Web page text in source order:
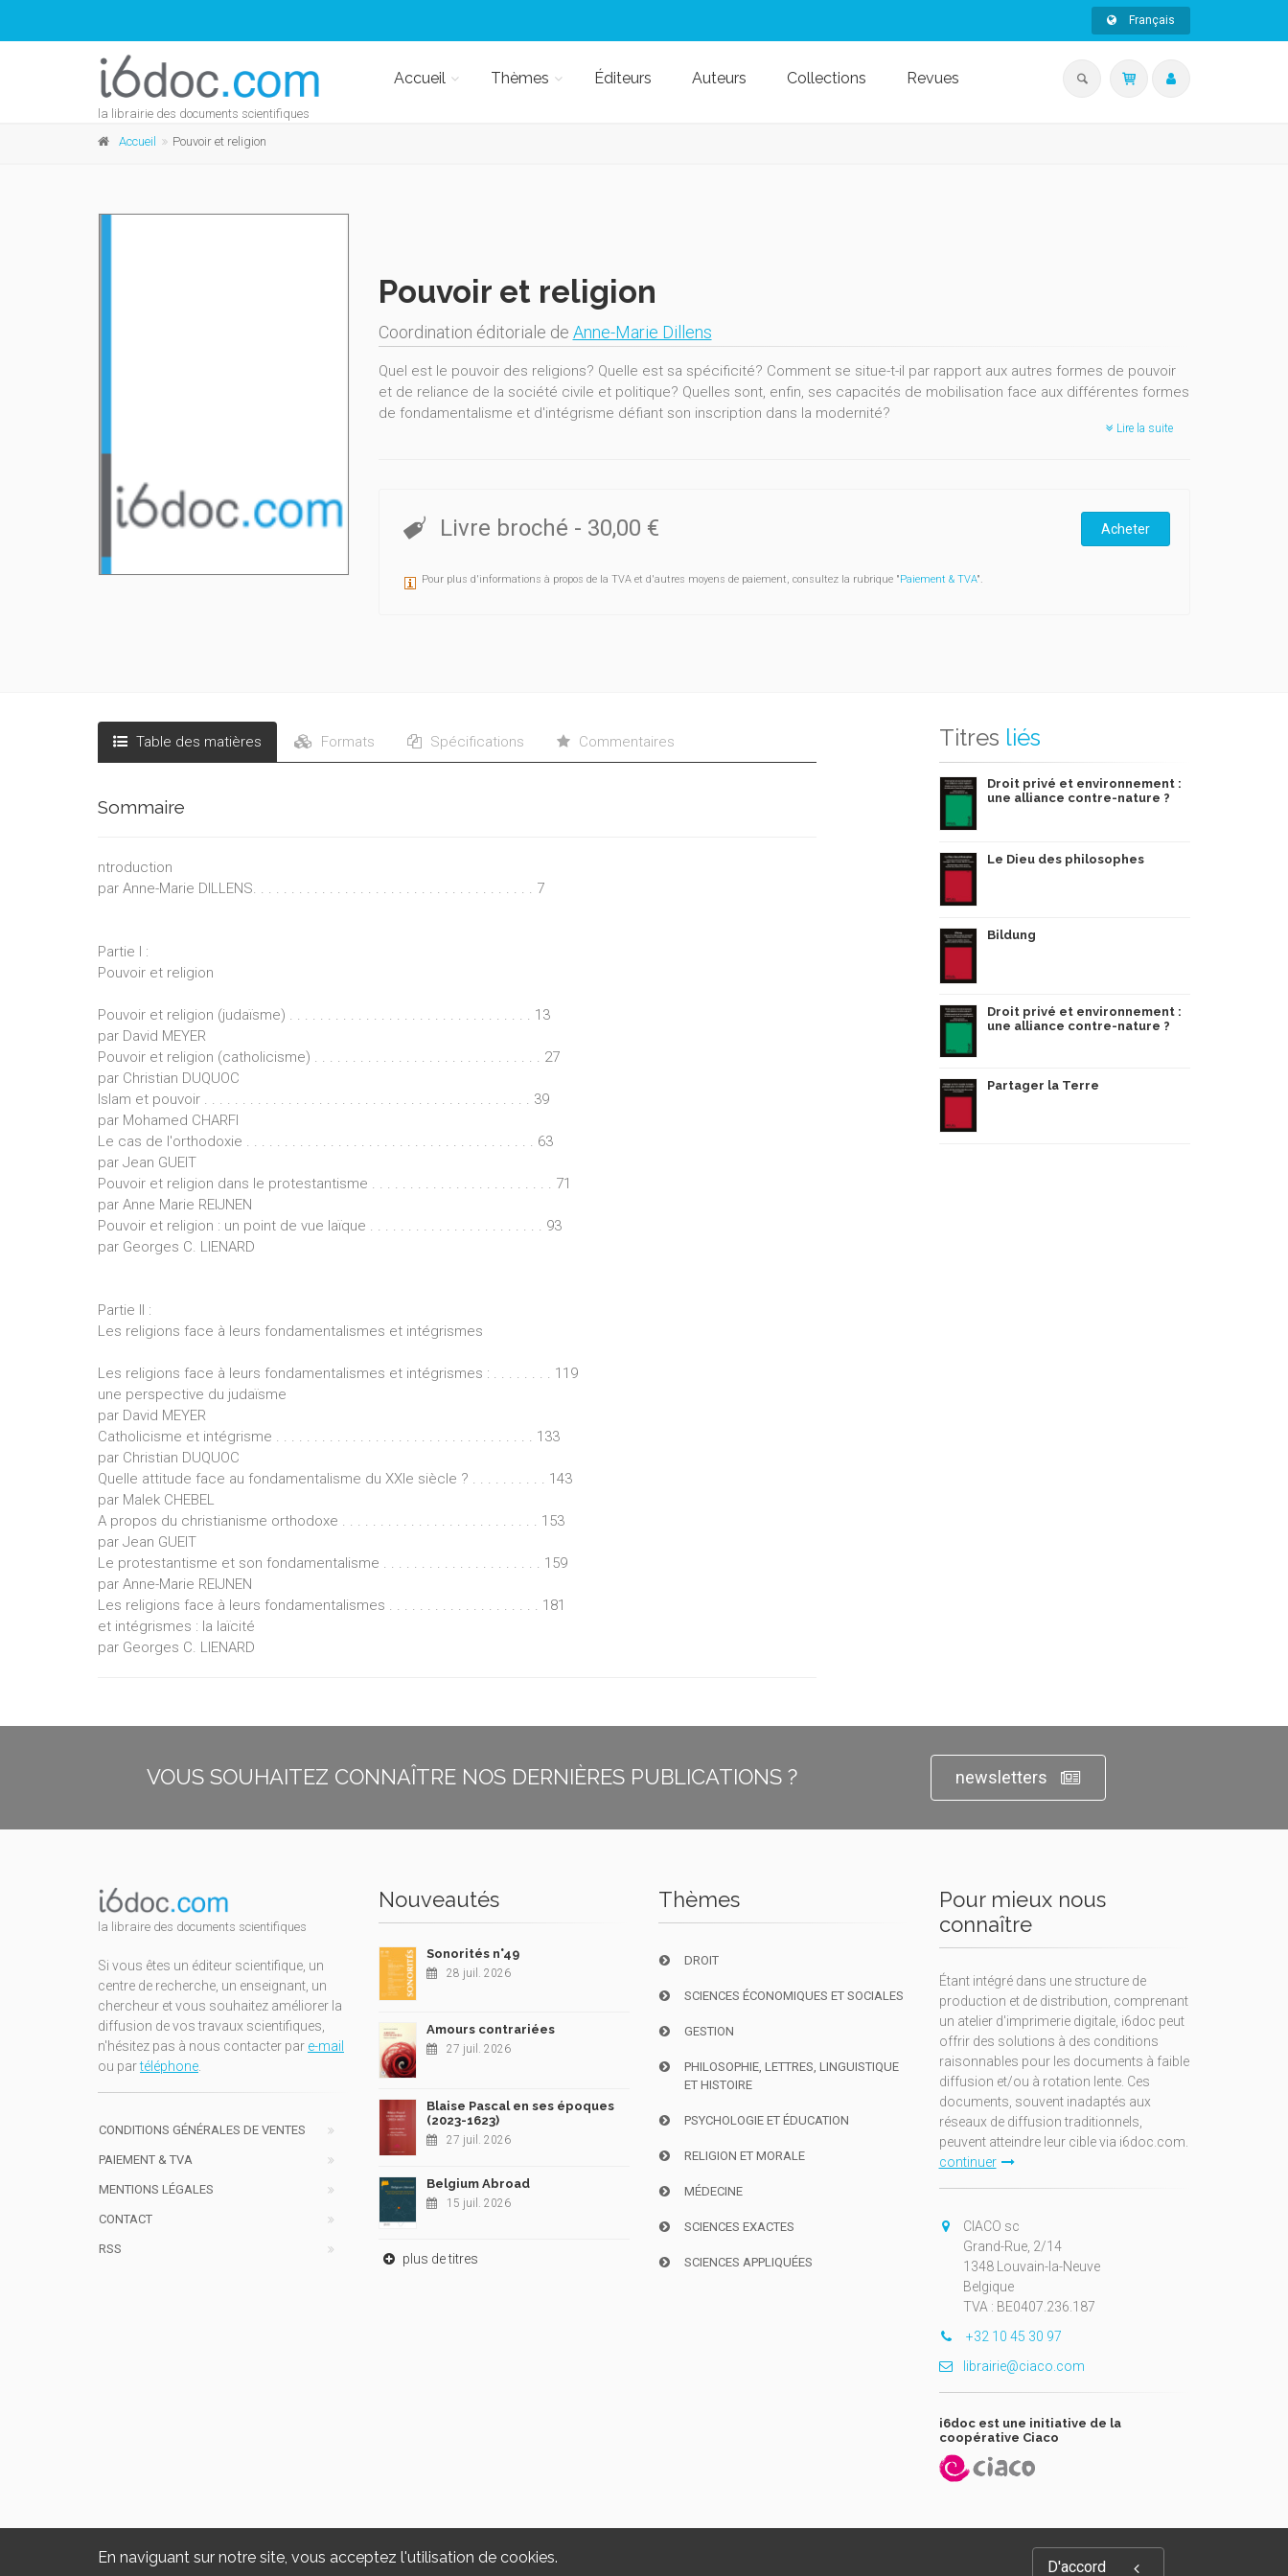
En naviguant sur notre site, vous acceptez l'utilisation de cookies.
D'accord
Français
la librairie des documents scientifiques
Accueil Thèmes Éditeurs Auteurs Collections Revues
Accueil Pouvoir et religion
Pouvoir et religion
Coordination éditoriale de Anne-Marie Dillens
Quel est le pouvoir des religions? Quelle est sa spécificité? Comment se situe-t-il par rapport aux autres formes de pouvoir
et de reliance de la société civile et politique? Quelles sont, enfin, ses capacités de mobilisation face aux différentes formes
de fondamentalisme et d'intégrisme défiant son inscription dans la modernité?
-, pour le(s) protestantisme(s) et pour les mouvements se réclamant de la laïcité.
Lire la suite
Livre broché - 30,00 € Acheter
Pour plus d'informations à propos de la TVA et d'autres moyens de paiement, consultez la rubrique "Paiement & TVA".
Table des matières Formats Spécifications Commentaires
Sommaire
ntroduction
par Anne-Marie DILLENS. . . . . . . . . . . . . . . . . . . . . . . . . . . . . . . . . . . . . 7
Partie I :
Pouvoir et religion
Pouvoir et religion (judaïsme) . . . . . . . . . . . . . . . . . . . . . . . . . . . . . . . . 13
par David MEYER
Pouvoir et religion (catholicisme) . . . . . . . . . . . . . . . . . . . . . . . . . . . . . . 27
par Christian DUQUOC
Islam et pouvoir . . . . . . . . . . . . . . . . . . . . . . . . . . . . . . . . . . . . . . . . . . . 39
par Mohamed CHARFI
Le cas de l'orthodoxie . . . . . . . . . . . . . . . . . . . . . . . . . . . . . . . . . . . . . . 63
par Jean GUEIT
Pouvoir et religion dans le protestantisme . . . . . . . . . . . . . . . . . . . . . . . . 71
par Anne Marie REIJNEN
Pouvoir et religion : un point de vue laïque . . . . . . . . . . . . . . . . . . . . . . . 93
par Georges C. LIENARD
Partie II :
Les religions face à leurs fondamentalismes et intégrismes
Les religions face à leurs fondamentalismes et intégrismes : . . . . . . . . 119
une perspective du judaïsme
par David MEYER
Catholicisme et intégrisme . . . . . . . . . . . . . . . . . . . . . . . . . . . . . . . . . . 133
par Christian DUQUOC
Quelle attitude face au fondamentalisme du XXIe siècle ? . . . . . . . . . . 143
par Malek CHEBEL
A propos du christianisme orthodoxe . . . . . . . . . . . . . . . . . . . . . . . . . . 153
par Jean GUEIT
Le protestantisme et son fondamentalisme . . . . . . . . . . . . . . . . . . . . . 159
par Anne-Marie REIJNEN
Les religions face à leurs fondamentalismes . . . . . . . . . . . . . . . . . . . . 181
et intégrismes : la laïcité
par Georges C. LIENARD
Titres liés
Droit privé et environnement :
une alliance contre-nature ?
Le Dieu des philosophes
Bildung
Droit privé et environnement :
une alliance contre-nature ?
Partager la Terre
VOUS SOUHAITEZ CONNAÎTRE NOS DERNIÈRES PUBLICATIONS ? newsletters
la libraire des documents scientifiques
Si vous êtes un éditeur scientifique, un
centre de recherche, un enseignant, un
chercheur et vous souhaitez améliorer la
diffusion de vos travaux scientifiques,
n'hésitez pas à nous contacter par e-mail
ou partéléphone
CONDITIONS GÉNÉRALES DE VENTES
PAIEMENT & TVA
MENTIONS LÉGALES
CONTACT
RSS
Nouveautés
Sonorités n°49
28 juil. 2026
Amours contrariées
27 juil. 2026
Blaise Pascal en ses époques
(2023-1623)
27 juil. 2026
Belgium Abroad
15 juil. 2026
plus de titres
Thèmes
DROIT
SCIENCES ÉCONOMIQUES ET SOCIALES
GESTION
PHILOSOPHIE, LETTRES, LINGUISTIQUE
ET HISTOIRE
PSYCHOLOGIE ET ÉDUCATION
RELIGION ET MORALE
MÉDECINE
SCIENCES EXACTES
SCIENCES APPLIQUÉES
Pour mieux nous
connaître
Étant intégré dans une structure de
production et de distribution, comprenant
un atelier d'imprimerie digitale, i6doc peut
offrir des solutions à des conditions
raisonnables pour les documents à faible
diffusion et/ou à rotation lente. Ces
documents, souvent inadaptés aux
réseaux de diffusion traditionnels,
peuvent atteindre leur cible via i6doc.com.
continuer
CIACO sc
Grand-Rue, 2/14
1348 Louvain-la-Neuve
Belgique
TVA : BE0407.236.187
+32 10 45 30 97
librairie@ciaco.com
i6doc est une initiative de la
coopérative Ciaco